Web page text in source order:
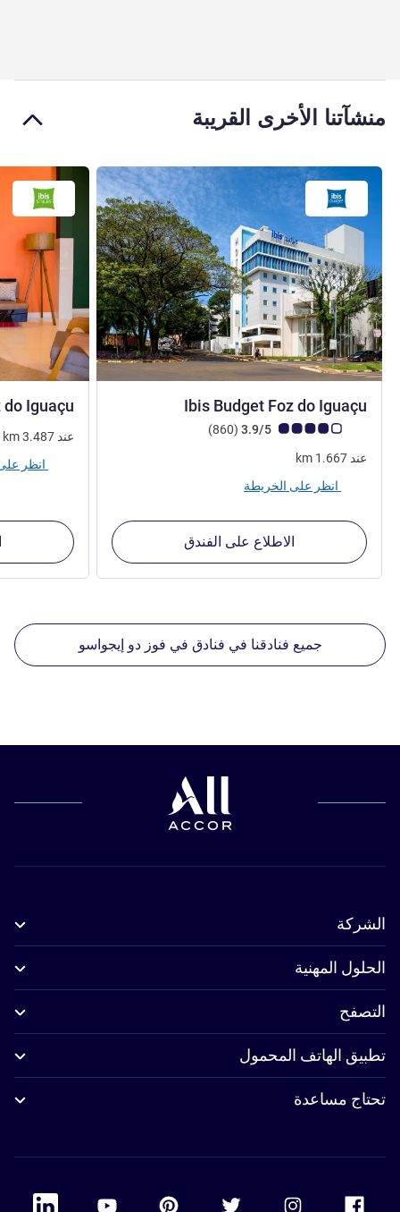
منشآتنا الأخرى القريبة
Ibis Budget Foz do Iguaçu
ملاحظة أراء العملاء (رأي ALL) (860 أراء
)
عند
km 1.667
الاطلاع على الفندق
Iguaçu
عند km3.487
جميع فنادقنا في فنادق في فوز دو إيجواسو
الشركة
الحلول المهنية
التصفح
تطبيق الهاتف المحمول
تحتاج مساعدة
Accor Facebook
Accor Twitter
Accor Pinterest
Accor Youtube
Linkedin